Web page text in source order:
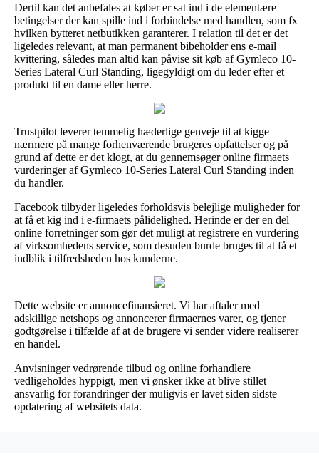
Dertil kan det anbefales at køber er sat ind i de elementære
betingelser der kan spille ind i forbindelse med handlen, som fx
hvilken bytteret netbutikken garanterer. I relation til det er det
ligeledes relevant, at man permanent bibeholder ens e-mail
kvittering, således man altid kan påvise sit køb af Gymleco 10-
Series Lateral Curl Standing, ligegyldigt om du leder efter et
produkt til en dame eller herre.
Trustpilot leverer temmelig hæderlige genveje til at kigge
nærmere på mange forhenværende brugeres opfattelser og på
grund af dette er det klogt, at du gennemsøger online firmaets
vurderinger af Gymleco 10-Series Lateral Curl Standing inden
du handler.
Facebook tilbyder ligeledes forholdsvis belejlige muligheder for
at få et kig ind i e-firmaets pålidelighed. Herinde er der en del
online forretninger som gør det muligt at registrere en vurdering
af virksomhedens service, som desuden burde bruges til at få et
indblik i tilfredsheden hos kunderne.
Dette website er annoncefinansieret. Vi har aftaler med
adskillige netshops og annoncerer firmaernes varer, og tjener
godtgørelse i tilfælde af at de brugere vi sender videre realiserer
en handel.
Anvisninger vedrørende tilbud og online forhandlere
vedligeholdes hyppigt, men vi ønsker ikke at blive stillet
ansvarlig for forandringer der muligvis er lavet siden sidste
opdatering af websitets data.